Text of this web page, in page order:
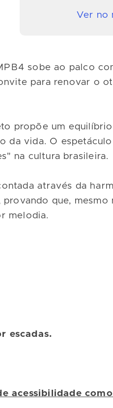
Ver no
sobe ao palco
para renovar o
propõe um
da vida. O
na cultura brasileira.
através da
que, mesmo
melodia.
escadas.
acessibilidade